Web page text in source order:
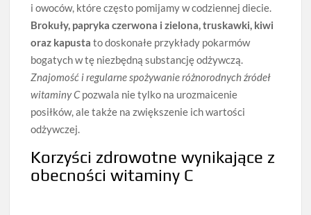
i owoców, które często pomijamy w codziennej diecie.
Brokuły, papryka czerwona i zielona, truskawki, kiwi
oraz kapusta to doskonałe przykłady pokarmów
bogatych w tę niezbędną substancję odżywczą.
Znajomość i regularne spożywanie różnorodnych źródeł
witaminy Cpozwala nie tylko na urozmaicenie
posiłków, ale także na zwiększenie ich wartości
odżywczej.
Korzyści zdrowotne wynikające z
obecności witaminy C